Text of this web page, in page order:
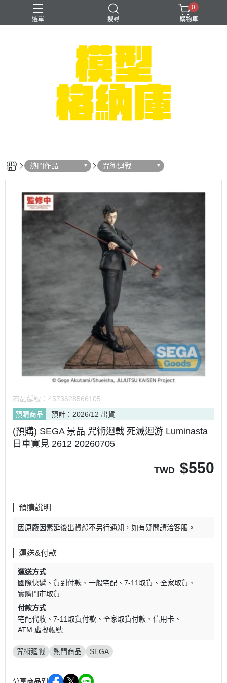
選單 搜尋
可以色色
崩壞：星穹鐵道
0
購物車
熱門作品 咒術迴戰
商品編號： 4573628566105
預購商品
預計：2026/12 出貨
(預購) SEGA 景品 咒術迴戰 死滅迴游 Luminasta
日車寛見 2612 20260705
TWD $550
預購說明
因原廠因素延後出貨恕不另行通知，如有疑問請洽客服。
運送&付款
運送方式
國際快遞
貨到付款 一般宅配 7-11取貨
全家取貨
實體門市取貨
付款方式
宅配代收
7-11取貨付款 全家取貨付款
信用卡
ATM 虛擬帳號
咒術廻戰 熱門商品 SEGA
分享商品到